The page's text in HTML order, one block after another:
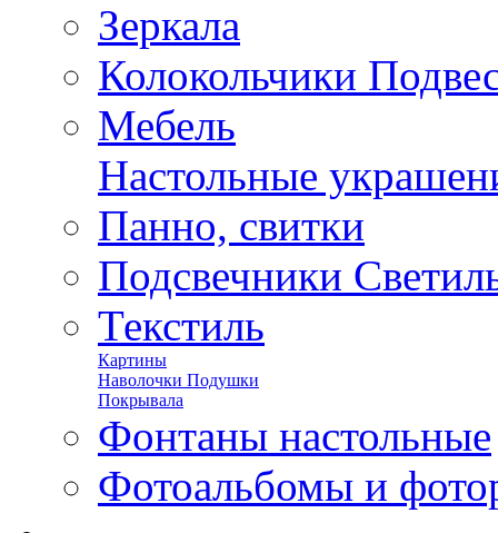
Зеркала
Колокольчики
Мебель
Настольные
Панно, свитки
Подсвечники
Текстиль
Картины
Наволочки Подушки
Покрывала
Фонтаны настольные
Фотоальбомы и